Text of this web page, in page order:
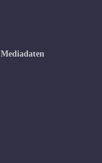
Mediadaten